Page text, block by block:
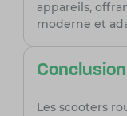
appareils,
moderne et
Les scooters